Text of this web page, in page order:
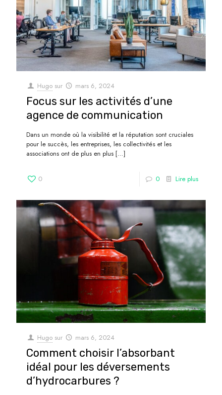
Hugo sur mars 6, 2024
Focus sur les activités d’une
agence de communication
Dans un monde où la visibilité et la réputation sont cruciales
pour le succès, les entreprises, les collectivités et les
associations ont de plus en plus […]
0 0 Lire plus
Hugo sur mars 6, 2024
Comment choisir l’absorbant
idéal pour les déversements
d’hydrocarbures ?